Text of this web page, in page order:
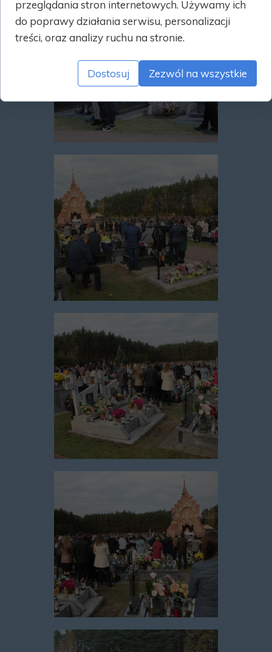
przeglądania stron internetowych. Używamy ich
do poprawy działania serwisu, personalizacji
treści, oraz analizy ruchu na stronie.
Dostosuj Zezwól na wszystkie